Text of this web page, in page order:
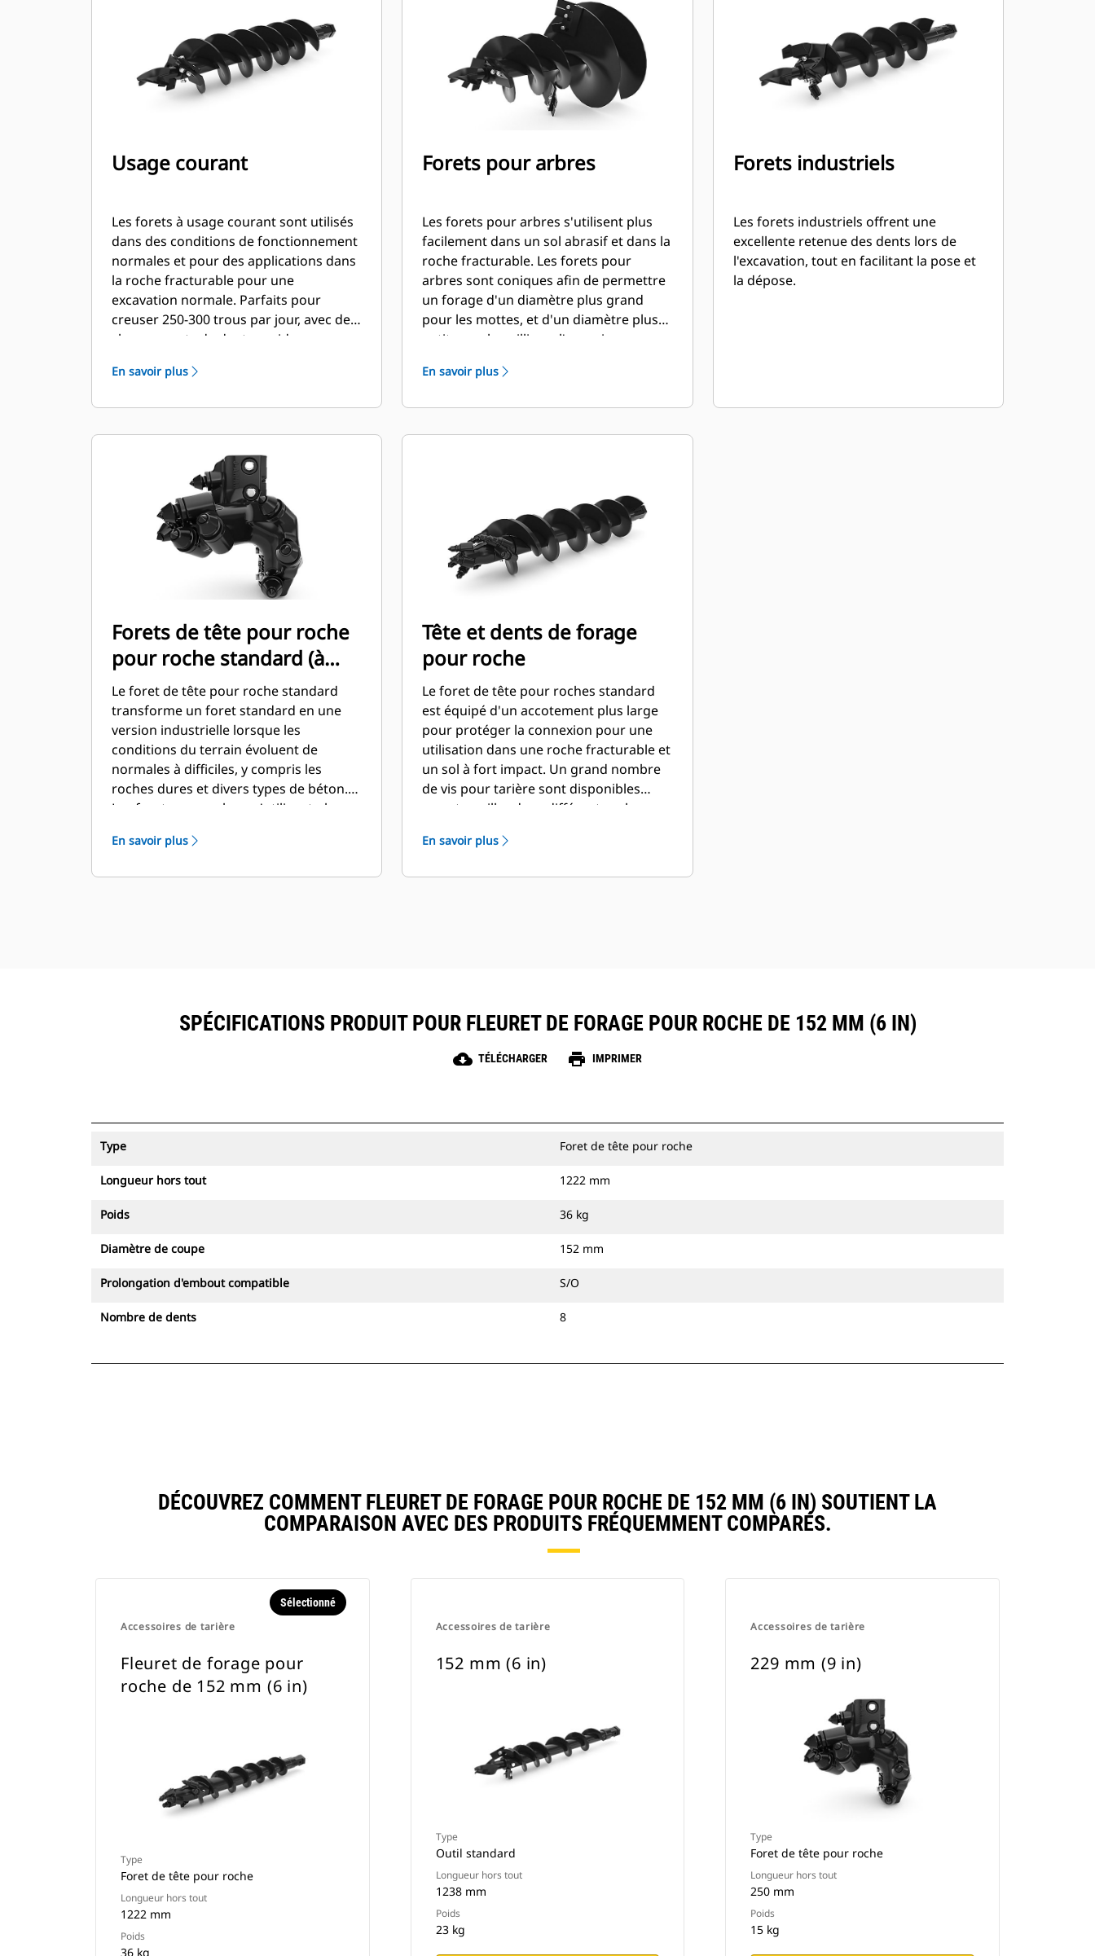
Usage courant
Les forets à usage courant sont utilisés
dans des conditions de fonctionnement
normales et pour des applications dans
la roche fracturable pour une
excavation normale. Parfaits pour
creuser 250-300 trous par jour, avec des
changements de dents rapides.
En savoir plus
Forets pour arbres
Les forets pour arbres s'utilisent plus
facilement dans un sol abrasif et dans la
roche fracturable. Les forets pour
arbres sont coniques afin de permettre
un forage d'un diamètre plus grand
pour les mottes, et d'un diamètre plus
petit pour le paillis ou l'engrais.
En savoir plus
Forets industriels
Les forets industriels offrent une
excellente retenue des dents lors de
l'excavation, tout en facilitant la pose et
la dépose.
Forets de tête pour roche
pour roche standard (à
boulonner)
Le foret de tête pour roche standard
transforme un foret standard en une
version industrielle lorsque les
conditions du terrain évoluent de
normales à difficiles, y compris les
roches dures et divers types de béton.
Les forets pour arbres s'utilisent plus
roche fracturable.
En savoir plus
Tête et dents de forage
pour roche
Le foret de tête pour roches standard
est équipé d'un accotement plus large
pour protéger la connexion pour une
utilisation dans une roche fracturable et
un sol à fort impact. Un grand nombre
de vis pour tarière sont disponibles
pour travailler dans différents sols.
extérieure et dents plates et/ou en burin
En savoir plus
SPÉCIFICATIONS PRODUIT POUR FLEURET DE FORAGE POUR ROCHE DE 152 MM (6 IN)
cloud_download TÉLÉCHARGER print IMPRIMER
Type Foret de tête pour roche
Longueur hors tout 1222 mm
Poids 36 kg
Diamètre de coupe 152 mm
Prolongation d'embout compatible S/O
Nombre de dents 8
DÉCOUVREZ COMMENT FLEURET DE FORAGE POUR ROCHE DE 152 MM (6 IN) SOUTIENT LA
COMPARAISON AVEC DES PRODUITS FRÉQUEMMENT COMPARÉS.
Accessoires de tarière
Sélectionné
Fleuret de forage pour
roche de 152 mm (6 in)
Type
Foret de tête pour roche
Longueur hors tout
1222 mm
Poids
36 kg
Accessoires de tarière
152 mm (6 in)
Type
Outil standard
Longueur hors tout
1238 mm
Poids
23 kg
Accessoires de tarière
229 mm (9 in)
Type
Foret de tête pour roche
Longueur hors tout
250 mm
Poids
15 kg